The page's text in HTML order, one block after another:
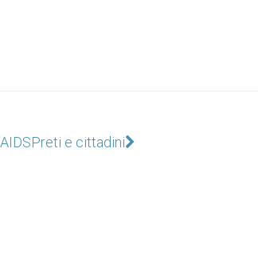
Preti e cittadini